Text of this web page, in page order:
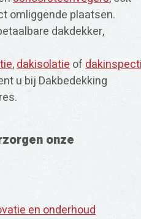
omliggende plaatsen.
dakdekker,
,dakisolatieof
u bij Dakbedekking
onze
en onderhoud